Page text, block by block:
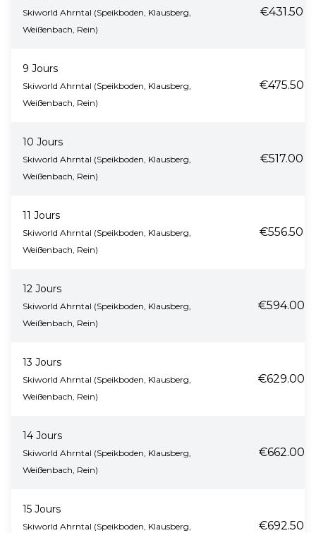
Skiworld Ahrntal (Speikboden, Klausberg,
Weißenbach, Rein)
€431.50
9 Jours
Skiworld Ahrntal (Speikboden, Klausberg,
Weißenbach, Rein)
€475.50
10 Jours
Skiworld Ahrntal (Speikboden, Klausberg,
Weißenbach, Rein)
€517.00
11 Jours
Skiworld Ahrntal (Speikboden, Klausberg,
Weißenbach, Rein)
€556.50
12 Jours
Skiworld Ahrntal (Speikboden, Klausberg,
Weißenbach, Rein)
€594.00
13 Jours
Skiworld Ahrntal (Speikboden, Klausberg,
Weißenbach, Rein)
€629.00
14 Jours
Skiworld Ahrntal (Speikboden, Klausberg,
Weißenbach, Rein)
€662.00
15 Jours
Skiworld Ahrntal (Speikboden, Klausberg,
€692.50